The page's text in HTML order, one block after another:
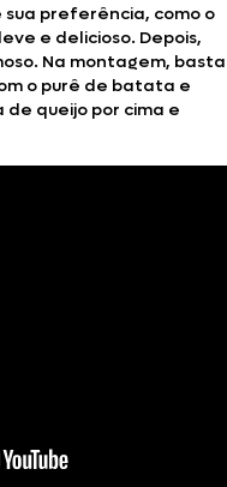
preferência, como o
e delicioso. Depois,
Na montagem, basta
o purê de batata e
queijo por cima e